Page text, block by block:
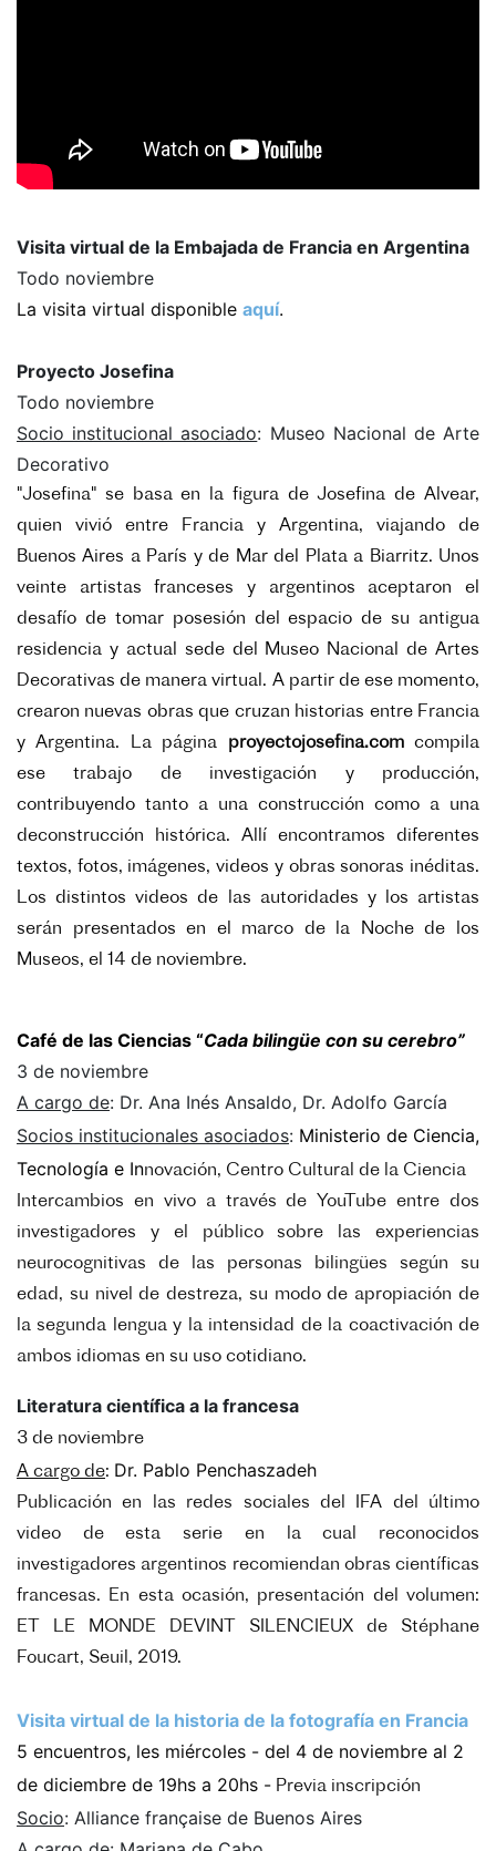
Visita virtual de la Embajada de Francia en Argentina
Todo noviembre
La visita virtual disponible aquí.
Proyecto Josefina
Todo noviembre
Socio institucional asociado: Museo Nacional de Arte
Decorativo
"Josefina" se basa en la figura de Josefina de Alvear,
quien vivió entre Francia y Argentina, viajando de
Buenos Aires a París y de Mar del Plata a Biarritz. Unos
veinte artistas franceses y argentinos aceptaron el
desafío de tomar posesión del espacio de su antigua
residencia y actual sede del Museo Nacional de Artes
Decorativas de manera virtual. A partir de ese momento,
crearon nuevas obras que cruzan historias entre Francia
y Argentina. La página proyectojosefina.com compila
ese trabajo de investigación y producción,
contribuyendo tanto a una construcción como a una
deconstrucción histórica. Allí encontramos diferentes
textos, fotos, imágenes, videos y obras sonoras inéditas.
Los distintos videos de las autoridades y los artistas
serán presentados en el marco de la Noche de los
Museos, el 14 de noviembre.
Café de las Ciencias “Cada bilingüe con su cerebro”
3 de noviembre
A cargo de: Dr. Ana Inés Ansaldo, Dr. Adolfo García
Socios institucionales asociados: Ministerio de Ciencia,
Tecnología e Innovación, Centro Cultural de la Ciencia
Intercambios en vivo a través de YouTube entre dos
investigadores y el público sobre las experiencias
neurocognitivas de las personas bilingües según su
edad, su nivel de destreza, su modo de apropiación de
la segunda lengua y la intensidad de la coactivación de
ambos idiomas en su uso cotidiano.
Literatura científica a la francesa
3 de noviembre
A cargo de: Dr. Pablo Penchaszadeh
Publicación en las redes sociales del IFA del último
video de esta serie en la cual reconocidos
investigadores argentinos recomiendan obras científicas
francesas.
En esta ocasión, presentación del volumen:
ET LE MONDE DEVINT SILENCIEUX de Stéphane
Foucart, Seuil, 2019.
Visita virtual de la historia de la fotografía en Francia
5 encuentros, les miércoles - del 4 de noviembre al 2
de diciembre de 19hs a 20hs - Previa inscripción
Socio: Alliance française de Buenos Aires